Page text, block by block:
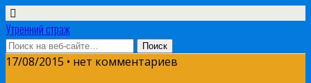
Утренний страж
17/08/2015 • нет комментариев